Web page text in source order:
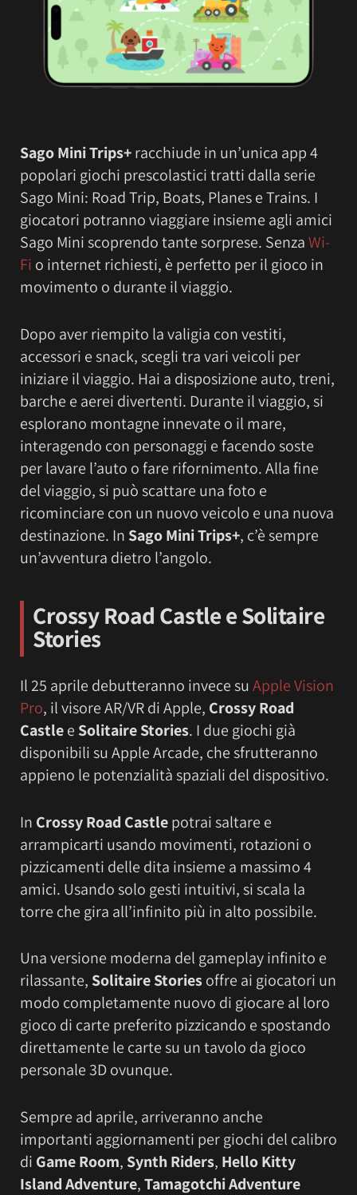
Sago Mini Trips+racchiude in un’unica app 4
popolari giochi prescolastici tratti dalla serie
Sago Mini: Road Trip, Boats, Planes e Trains. I
giocatori potranno viaggiare insieme agli amici
Sago Mini scoprendo tante sorprese. SenzaWi-
Fi o internet richiesti, è perfetto per il gioco in
movimento o durante il viaggio.
Dopo aver riempito la valigia con vestiti,
accessori e snack, scegli tra vari veicoli per
iniziare il viaggio. Hai a disposizione auto, treni,
barche e aerei divertenti. Durante il viaggio, si
esplorano montagne innevate o il mare,
interagendo con personaggi e facendo soste
per lavare l’auto o fare rifornimento. Alla fine
del viaggio, si può scattare una foto e
ricominciare con un nuovo veicolo e una nuova
destinazione. In Sago Mini Trips+, c’è sempre
un’avventura dietro l’angolo.
Crossy Road Castle e Solitaire
Stories
Il 25 aprile debutteranno invece suApple Vision
Pro, il visore AR/VR di Apple, Crossy Road
Castlee Solitaire Stories. I due giochi già
disponibili su Apple Arcade, che sfrutteranno
appieno le potenzialità spaziali del dispositivo.
In Crossy Road Castlepotrai saltare e
arrampicarti usando movimenti, rotazioni o
pizzicamenti delle dita insieme a massimo 4
amici. Usando solo gesti intuitivi, si scala la
torre che gira all’infinito più in alto possibile.
Una versione moderna del gameplay infinito e
rilassante, Solitaire Storiesoffre ai giocatori un
modo completamente nuovo di giocare al loro
gioco di carte preferito pizzicando e spostando
direttamente le carte su un tavolo da gioco
personale 3D ovunque.
Sempre ad aprile, arriveranno anche
importanti aggiornamenti per giochi del calibro
di Game Room, Synth Riders, Hello Kitty
Island Adventure,Tamagotchi Adventure